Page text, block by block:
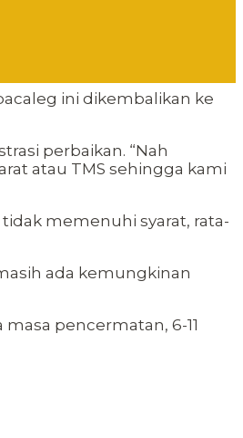
ini dikembalikan ke
perbaikan. “Nah
atau TMS sehingga kami
memenuhi syarat, rata-
ada kemungkinan
pencermatan, 6-11